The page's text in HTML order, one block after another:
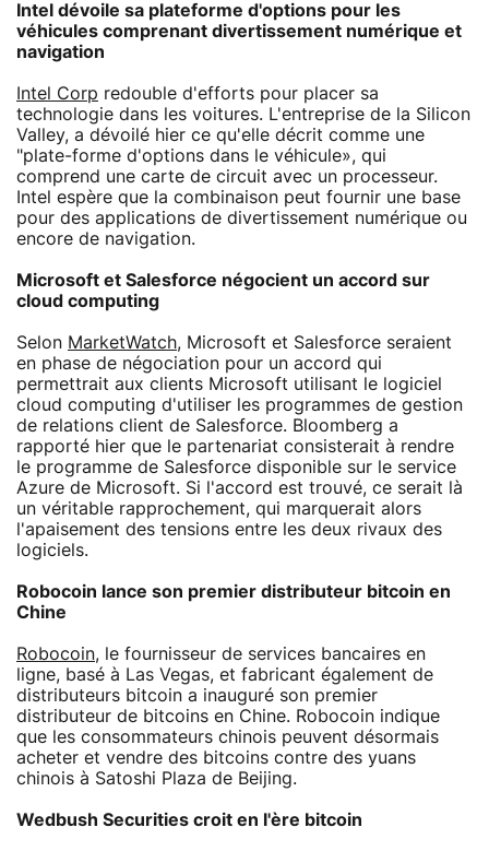
Intel dévoile sa plateforme d'options pour les
véhicules comprenant divertissement numérique et
navigation
Intel Corp redouble d'efforts pour placer sa
technologie dans les voitures. L'entreprise de la Silicon
Valley, a dévoilé hier ce qu'elle décrit comme une
"plate-forme d'options dans le véhicule», qui
comprend une carte de circuit avec un processeur.
Intel espère que la combinaison peut fournir une base
pour des applications de divertissement numérique ou
encore de navigation.
Microsoft et Salesforce négocient un accord sur
cloud computing
Selon MarketWatch, Microsoft et Salesforce seraient
en phase de négociation pour un accord qui
permettrait aux clients Microsoft utilisant le logiciel
cloud computing d'utiliser les programmes de gestion
de relations client de Salesforce. Bloomberg a
rapporté hier que le partenariat consisterait à rendre
le programme de Salesforce disponible sur le service
Azure de Microsoft. Si l'accord est trouvé, ce serait là
un véritable rapprochement, qui marquerait alors
l'apaisement des tensions entre les deux rivaux des
logiciels.
Robocoin lance son premier distributeur bitcoin en
Chine
Robocoin, le fournisseur de services bancaires en
ligne, basé à Las Vegas, et fabricant également de
distributeurs bitcoin a inauguré son premier
distributeur de bitcoins en Chine. Robocoin indique
que les consommateurs chinois peuvent désormais
acheter et vendre des bitcoins contre des yuans
chinois à Satoshi Plaza de Beijing.
Wedbush Securities croit en l'ère bitcoin